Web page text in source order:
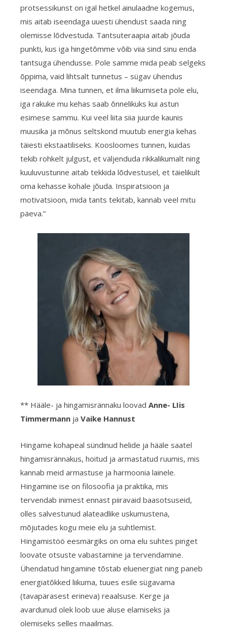
protsessikunst on igal hetkel ainulaadne kogemus,
mis aitab iseendaga uuesti ühendust saada ning
olemisse lõdvestuda. Tantsuteraapia aitab jõuda
punkti, kus iga hingetõmme võib viia sind sinu enda
tantsuga ühendusse. Pole samme mida peab selgeks
õppima, vaid lihtsalt tunnetus – sügav ühendus
iseendaga. Mina tunnen, et ilma liikumiseta pole elu,
iga rakuke mu kehas saab õnnelikuks kui astun
esimese sammu. Kui veel liita siia juurde kaunis
muusika ja mõnus seltskond muutub energia kehas
täiesti ekstaatiliseks. Koosloomes tunnen, kuidas
tekib rohkelt julgust, et väljenduda rikkalikumalt ning
kuuluvustunne aitab tekkida lõdvestusel, et täielikult
oma kehasse kohale jõuda. Inspiratsioon ja
motivatsioon, mida tants tekitab, kannab veel mitu
päeva.”
** Hääle- ja hingamisrännaku loovad Anne- LIis
Timmermann jaVaike Hannust
Hingame kohapeal sündinud helide ja hääle saatel
hingamisrännakus, hoitud ja armastatud ruumis, mis
kannab meid armastuse ja harmoonia lainele.
Hingamine ise on filosoofia ja praktika, mis
tervendab inimest ennast piiravaid baasotsuseid,
olles salvestunud alateadlike uskumustena,
mõjutades kogu meie elu ja suhtlemist.
Hingamistöö eesmärgiks on oma elu suhtes pinget
loovate otsuste vabastamine ja tervendamine.
Ühendatud hingamine tõstab eluenergiat ning paneb
energiatõkked liikuma, tuues esile sügavama
(tavapärasest erineva) reaalsuse. Kerge ja
avardunud olek loob uue aluse elamiseks ja
olemiseks selles maailmas.